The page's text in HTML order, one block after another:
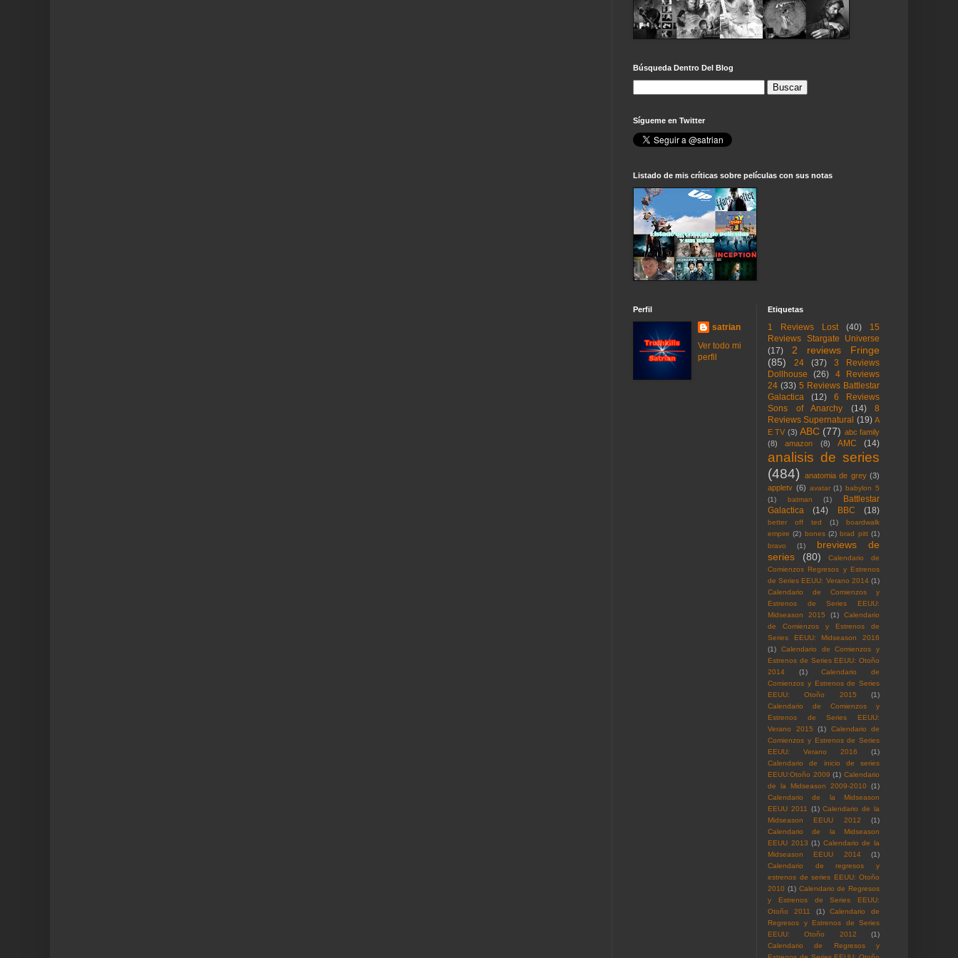
Búsqueda Dentro Del Blog
Sígueme en Twitter
Listado de mis críticas sobre películas con sus notas
Perfil
satrian
Ver todo mi
perfil
Etiquetas
1 Reviews Lost (40)
15
Reviews Stargate Universe
(17)
2 reviews Fringe
(85)
24 (37)
3 Reviews
Dollhouse
(26)
4 Reviews
24 (33) 5 Reviews Battlestar
Galactica
(12)
6 Reviews
Sons of Anarchy
(14)
8
Reviews Supernatural (19) A
E TV (3) ABC (77) abc family
(8)
amazon (8) AMC (14)
analisis de series
(484)
anatomia de grey (3)
appletv (6) avatar (1) babylon 5
(1)
batman (1)
Battlestar
Galactica
(14) BBC (18)
better off ted (1)
boardwalk
empire (2) bones (2) brad pitt (1)
bravo
(1)
breviews de
series
(80)
Calendario de
Comienzos Regresos y Estrenos
de Series EEUU: Verano 2014 (1)
Calendario de Comienzos y
Estrenos de Series EEUU:
Midseason 2015
(1)
Calendario
de Comienzos y Estrenos de
Series EEUU: Midseason 2016
(1)
Calendario de Comienzos y
Estrenos de Series EEUU: Otoño
2014
(1)
Calendario de
Comienzos y Estrenos de Series
EEUU: Otoño 2015
(1)
Calendario de Comienzos y
Estrenos de Series EEUU:
Verano 2015
(1)
Calendario de
Comienzos y Estrenos de Series
EEUU: Verano 2016
(1)
Calendario de inicio de series
EEUU:Otoño 2009 (1) Calendario
de la Midseason 2009-2010
(1)
Calendario de la Midseason
EEUU 2011 (1) Calendario de la
Midseason EEUU 2012
(1)
Calendario de la Midseason
EEUU 2013 (1) Calendario de la
Midseason EEUU 2014
(1)
Calendario de regresos y
estrenos de series EEUU: Otoño
2010 (1) Calendario de Regresos
y Estrenos de Series EEUU:
Otoño 2011
(1)
Calendario de
Regresos y Estrenos de Series
EEUU: Otoño 2012
(1)
Calendario de Regresos y